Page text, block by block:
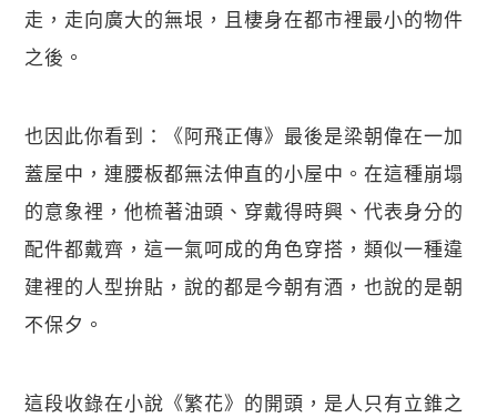
走，走向廣大的無垠，且棲身在都市裡最小的物件
之後。
也因此你看到：《阿飛正傳》最後是梁朝偉在一加
蓋屋中，連腰板都無法伸直的小屋中。在這種崩塌
的意象裡，他梳著油頭、穿戴得時興、代表身分的
配件都戴齊，這一氣呵成的角色穿搭，類似一種違
建裡的人型拚貼，說的都是今朝有酒，也說的是朝
不保夕。
這段收錄在小說《繁花》的開頭，是人只有立錐之